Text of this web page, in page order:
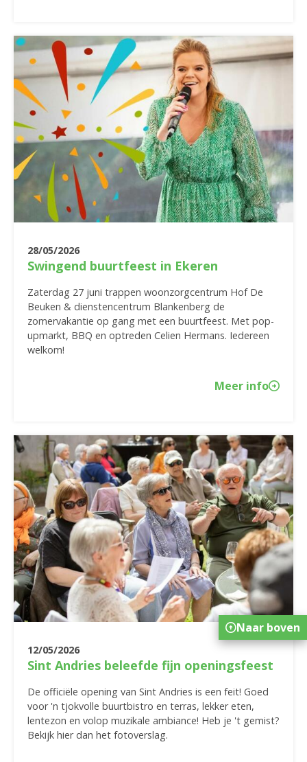
28/05/2026
Swingend buurtfeest in Ekeren
Zaterdag 27 juni trappen woonzorgcentrum Hof De
Beuken & dienstencentrum Blankenberg de
zomervakantie op gang met een buurtfeest. Met pop-
upmarkt, BBQ en optreden Celien Hermans. Iedereen
welkom!
Meer info
12/05/2026
Sint Andries beleefde fijn openingsfeest
De officiële opening van Sint Andries is een feit! Goed
voor 'n tjokvolle buurtbistro en terras, lekker eten,
lentezon en volop muzikale ambiance! Heb je 't gemist?
Bekijk hier dan het fotoverslag.
Naar boven